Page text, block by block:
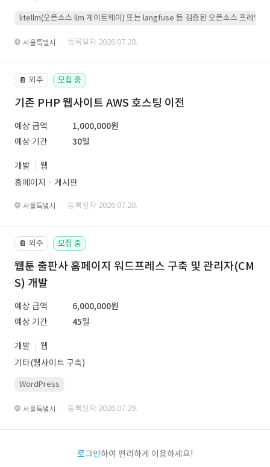
litellm(오픈소스 llm 게이트웨이) 또는 langfuse 등 검증된 오픈소스 프레임워
서울특별시 · 등록일자 2026.07.28.
📔 외주 모집 중
기존 PHP 웹사이트 AWS 호스팅 이전
예상 금액
1,000,000원
예상 기간
30일
개발
웹
홈페이지ㆍ게시판
서울특별시 · 등록일자 2026.07.28.
📔 외주 모집 중
웹툰 출판사 홈페이지 워드프레스 구축 및 관리자(CM
S) 개발
예상 금액
6,000,000원
예상 기간
45일
개발
웹
기타(웹사이트 구축)
WordPress
서울특별시 · 등록일자 2026.07.29.
로그인하여 편리하게 이용하세요!